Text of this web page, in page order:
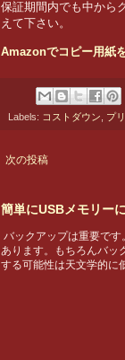
保証期間内でも中から
えて下さい。
Amazonでコピー用紙
Labels: コストダウン プ
次の投稿
簡単にUSBメモリー
バックアップは重要で
あります。もちろんバッ
する可能性は天文学的に